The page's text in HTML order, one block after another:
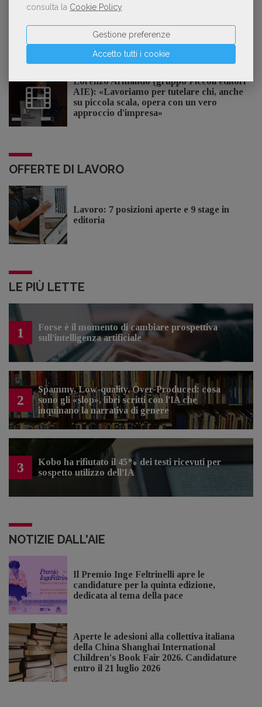
consulta la Cookie Policy
Accetto tutti i cookie
Gestione preferenze
Lorenzo Armando (gruppo Piccoli editori
AIE): «Lavoriamo per tutelare chi, anche
su piccola scala, opera con un vero
approccio d'impresa»
OFFERTE DI LAVORO
Lavoro: 7 posizioni aperte e 9 stage in
editoria
LE PIÙ LETTE
1
Forse è il momento di cambiare prospettiva
sull’intelligenza artificiale
2
Spammy, Low-quality, Over-Produced: cosa
sono gli «slop», libri scritti con l'IA che
inquinano la narrativa di genere
3
Kobo ha rifiutato il 45% dei testi ricevuti per
sospetto utilizzo dell’IA
NOTIZIE DALL'AIE
Il Premio Inge Feltrinelli apre le
candidature per la quinta edizione,
dedicata al tema della pace
Aperte le adesioni alla collettiva italiana
della China Shanghai International
Children's Book Fair 2026. Candidature
entro il 21 luglio 2026